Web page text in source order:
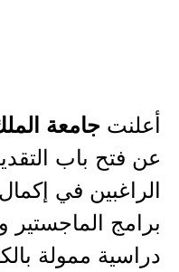
أعلنت جامعة
عن فتح باب
الراغبين في
برامج الماجستير
دراسية ممولة